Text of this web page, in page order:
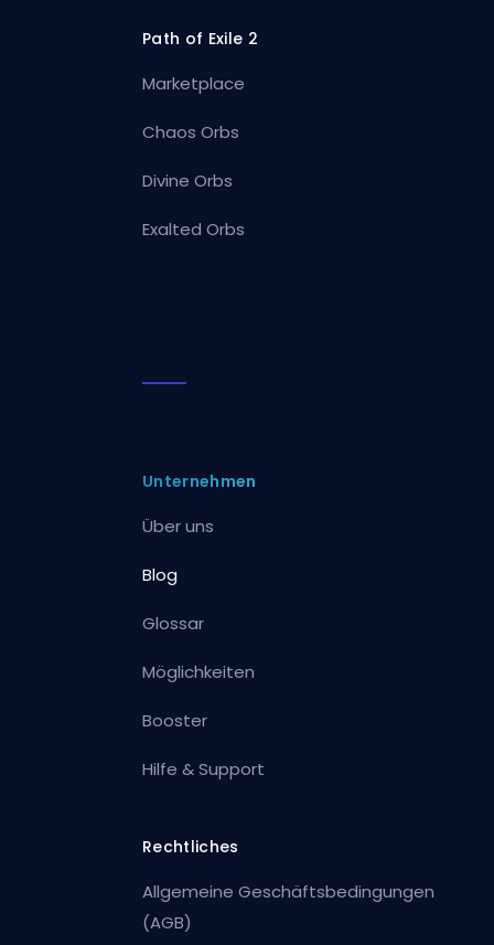
Path of Exile 2
Marketplace
Chaos Orbs
Divine Orbs
Exalted Orbs
Unternehmen
Über uns
Blog
Glossar
Möglichkeiten
Booster
Hilfe & Support
Rechtliches
Allgemeine Geschäftsbedingungen
(AGB)